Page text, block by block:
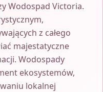
Wodospad Victoria.
z całego
majestatyczne
Wodospady
ekosystemów,
lokalnej